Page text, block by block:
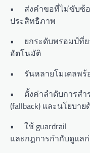
• ส่งคำขอที่ไม่ซับซ้อ
ประสิทธิภาพ
• ยกระดับพรอมป์ที่ย
อัตโนมัติ
• รันหลายโมเดลพร้
• ตั้งค่าลำดับการสำ
(fallback) และนโยบา
• ใช้ guardrail
และกฎการกำกับดูแล